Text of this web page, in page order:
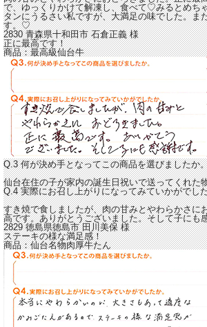
で、ゆっくりかけて解凍し、食べて♡みるとめち
タンにうるさい私ですが、大満足の味でした。ま
す。♡
2830 青森県十和田市石倉正義様
正に最高です！
商品：最高級仙台牛
Q.3 何が決め手となってこの商品を選びましたか
仙台在住の子が家内の誕生日祝いで送ってくれた
Q.4 実際にお召し上がりになってみていかがでし
すき焼で食しましたが、肉の甘みとやわらかさに
高です。ありがとうございました。そして子にも
2829 徳島県徳島市田川美保様
ステーキの様な満足感！
商品：仙台名物肉厚牛たん